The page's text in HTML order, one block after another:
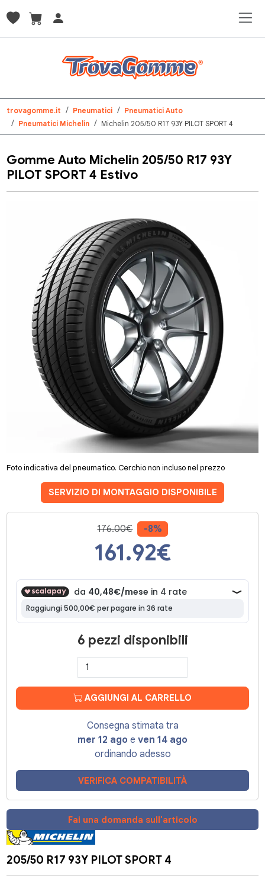
trovagomme.it Pneumatici
Pneumatici Auto
Pneumatici Michelin
Michelin 205/50 R17 93Y PILOT SPORT 4
Gomme Auto Michelin 205/50 R17 93Y
PILOT SPORT 4 Estivo
Foto indicativa del pneumatico. Cerchio non incluso nel prezzo
SERVIZIO DI MONTAGGIO DISPONIBILE
176.00€ -8%
161.92€
6 pezzi disponibili
AGGIUNGI AL CARRELLO
Consegna stimata tra
mer 12 ago e ven 14 ago
ordinando adesso
VERIFICA COMPATIBILITÀ
Fai una domanda sull'articolo
205/50 R17 93Y PILOT SPORT 4